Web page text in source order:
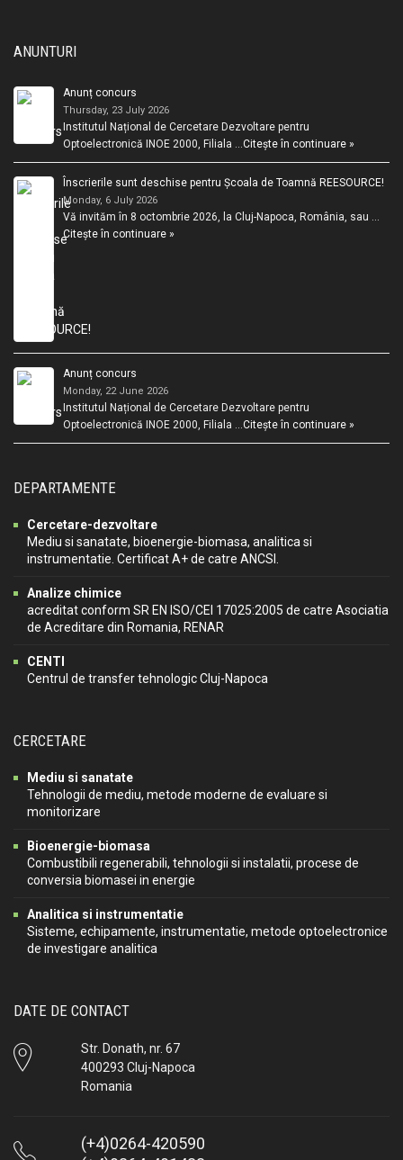
ANUNTURI
Anunț concurs
Thursday, 23 July 2026
Institutul Național de Cercetare Dezvoltare pentru
Optoelectronică INOE 2000, Filiala …Citește în continuare »
Înscrierile sunt deschise pentru Școala de Toamnă REESOURCE!
Monday, 6 July 2026
Vă invităm în 8 octombrie 2026, la Cluj-Napoca, România, sau …
Citește în continuare »
Anunț concurs
Monday, 22 June 2026
Institutul Național de Cercetare Dezvoltare pentru
Optoelectronică INOE 2000, Filiala …Citește în continuare »
DEPARTAMENTE
Cercetare-dezvoltare
Mediu si sanatate, bioenergie-biomasa, analitica si
instrumentatie. Certificat A+ de catre ANCSI.
Analize chimice
acreditat conform SR EN ISO/CEI 17025:2005 de catre Asociatia
de Acreditare din Romania, RENAR
CENTI
Centrul de transfer tehnologic Cluj-Napoca
CERCETARE
Mediu si sanatate
Tehnologii de mediu, metode moderne de evaluare si
monitorizare
Bioenergie-biomasa
Combustibili regenerabili, tehnologii si instalatii, procese de
conversia biomasei in energie
Analitica si instrumentatie
Sisteme, echipamente, instrumentatie, metode optoelectronice
de investigare analitica
DATE DE CONTACT
Str. Donath, nr. 67
400293 Cluj-Napoca
Romania
(+4)0264-420590